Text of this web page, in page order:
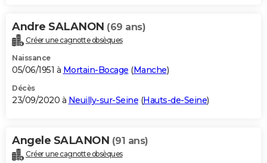
Andre SALANON (69 ans)
Créer une cagnotte obsèques
Naissance
05/06/1951 à Mortain-Bocage (Manche)
Décès
23/09/2020 à Neuilly-sur-Seine (Hauts-de-Seine)
Angele SALANON (91 ans)
Créer une cagnotte obsèques